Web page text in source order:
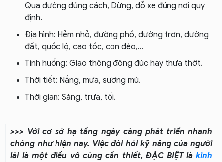
Qua đường đúng cách, Dừng, đỗ xe đúng nơi quy
định.
Địa hình: Hẻm nhỏ, đường phố, đường trơn, đường
đất, quốc lộ, cao tốc, con đèo,...
Tình huống: Giao thông đông đúc hay thưa thớt.
Thời tiết: Nắng, mưa, sương mù.
Thời gian: Sáng, trưa, tối.
>>> Với cơ sở hạ tầng ngày càng phát triển nhanh
chóng như hiện nay. Việc đòi hỏi kỹ năng của người
lái là một điều vô cùng cần thiết, ĐẶC BIỆT làkinh